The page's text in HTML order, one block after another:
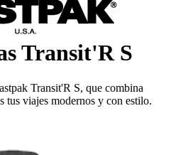
Transit'R S
Transit'R S, que combina
tus viajes modernos y con estilo.